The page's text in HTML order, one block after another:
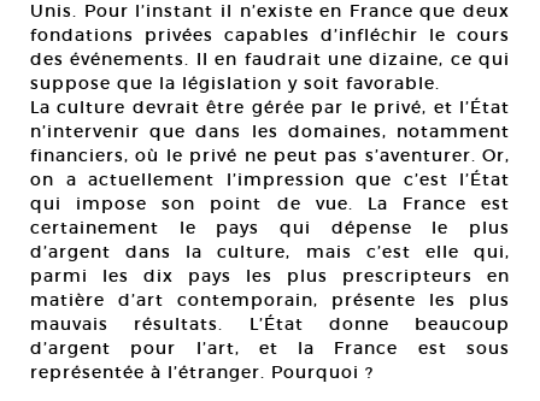
Unis. Pour l’instant il n’existe en France que deux
fondations privées capables d’infléchir le cours
des événements. Il en faudrait une dizaine, ce qui
suppose que la législation y soit favorable.
La culture devrait être gérée par le privé, et l’État
n’intervenir que dans les domaines, notamment
financiers, où le privé ne peut pas s’aventurer. Or,
on a actuellement l’impression que c’est l’État
qui impose son point de vue. La France est
certainement le pays qui dépense le plus
d’argent dans la culture, mais c’est elle qui,
parmi les dix pays les plus prescripteurs en
matière d’art contemporain, présente les plus
mauvais résultats. L’État donne beaucoup
d’argent pour l’art, et la France est sous
représentée à l’étranger. Pourquoi ?